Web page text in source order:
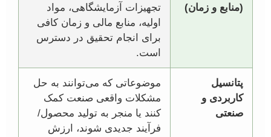
(منابع و زمان)
تجهیزات آزمایشگاهی، مواد
اولیه، منابع مالی و زمان کافی
برای انجام تحقیق در دسترس
است.
پتانسیل
کاربردی و
صنعتی
موضوعاتی که می‌توانند به حل
مشکلات واقعی صنعت کمک
کنند یا منجر به تولید محصول/
فرآیند جدیدی شوند، ارزش